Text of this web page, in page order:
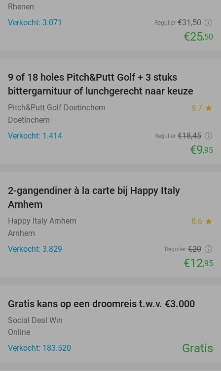
Rhenen
Verkocht: 3.071
Regulier €31,50
€25,50
9 of 18 holes Pitch&Putt Golf + 3 stuks
bittergarnituur of lunchgerecht naar keuze
Pitch&Putt Golf Doetinchem 9.7 star
Doetinchem
Verkocht: 1.414
Regulier €18,45
€9,95
2-gangendiner à la carte bij Happy Italy
Arnhem
Happy Italy Arnhem 8.6 star
Arnhem
Verkocht: 3.829
Regulier €20
€12,95
Gratis kans op een droomreis t.w.v. €3.000
Social Deal Win
Online
Verkocht: 183.520
Gratis